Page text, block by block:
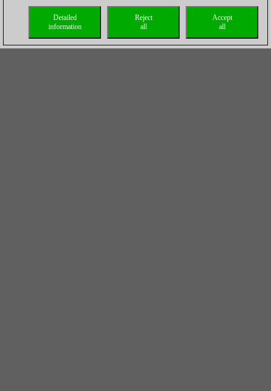
Accept
all
Reject
all
Detailed
information